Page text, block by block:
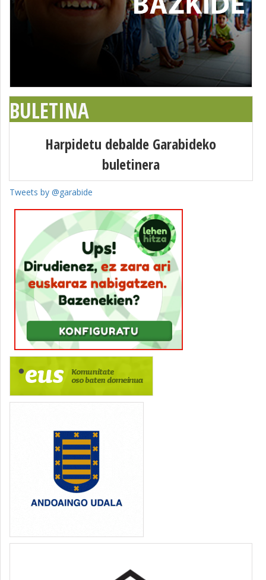
BULETINA
Harpidetu debalde Garabideko
buletinera
Tweets by @garabide